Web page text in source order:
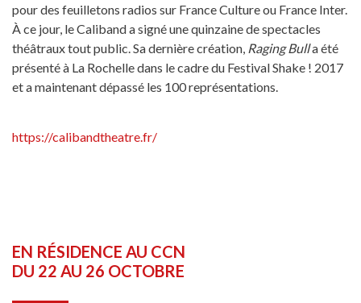
pour des feuilletons radios sur France Culture ou France Inter.
À ce jour, le Caliband a signé une quinzaine de spectacles
théâtraux tout public. Sa dernière création, Raging Bulla été
présenté à La Rochelle dans le cadre du Festival Shake ! 2017
et a maintenant dépassé les 100 représentations.
https://calibandtheatre.fr/
EN RÉSIDENCE AU CCN
DU 22 AU 26 OCTOBRE